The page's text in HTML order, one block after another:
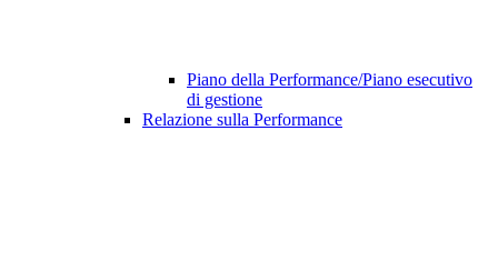
Piano della Performance/Piano esecutivo
di gestione
Relazione sulla Performance